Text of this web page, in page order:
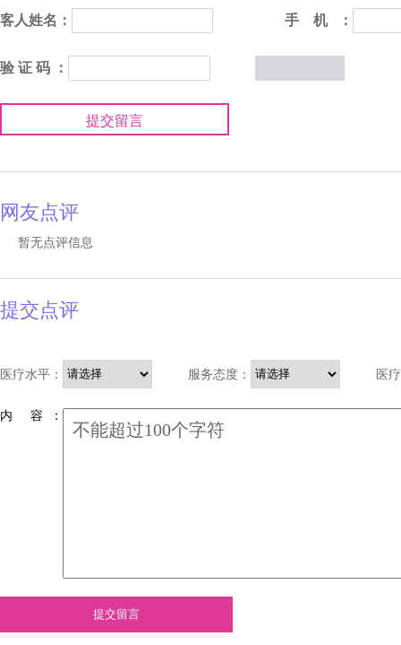
客人姓名： 手 机 ：
验 证 码 ：
提交留言
网友点评
暂无点评信息
提交点评
医疗水平： 服务态度： 医
内 容 ：
提交留言